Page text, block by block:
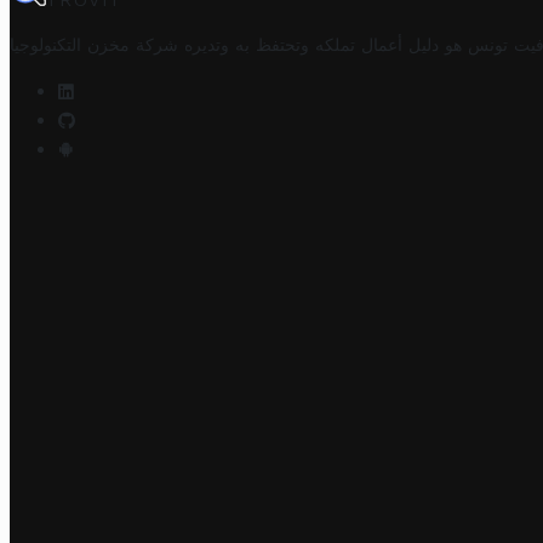
تونس هو دليل أعمال تملكه وتحتفظ به وتديره شركة مخزن التكنولوجيا